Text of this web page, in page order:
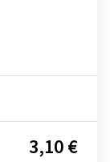
3,10 €